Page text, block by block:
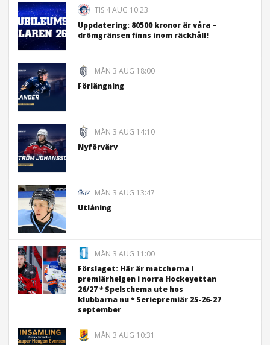
TIS 4 AUG 10:23
Uppdatering: 80500 kronor är våra –
drömgränsen finns inom räckhåll!
MÅN 3 AUG 18:00
Förlängning
MÅN 3 AUG 14:10
Nyförvärv
MÅN 3 AUG 13:47
Utlåning
MÅN 3 AUG 11:00
Förslaget: Här är matcherna i
premiärhelgen i norra Hockeyettan
26/27 * Spelschema ute hos
klubbarna nu * Seriepremiär 25-26-27
september
MÅN 3 AUG 10:31